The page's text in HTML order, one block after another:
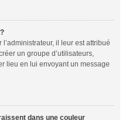
il leur est attribué
un groupe d’utilisateurs,
lieu en lui envoyant un message
dans une couleur